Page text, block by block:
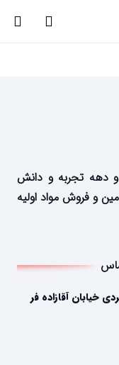
دهه تجربه و دانش
و فروش مواد اولیه
خیابان آقازاده فر